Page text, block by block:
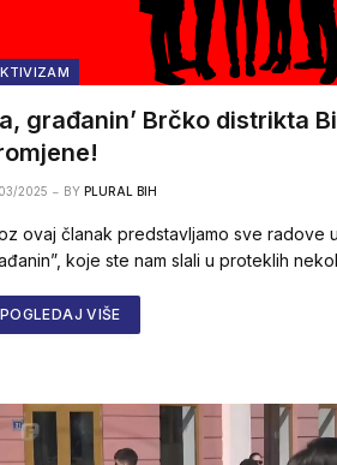
građanin’ Brčko distrikta
2025 BY PLURAL BIH
ovaj članak predstavljamo sve radove
koje ste nam slali u proteklih
POGLEDAJ VIŠE